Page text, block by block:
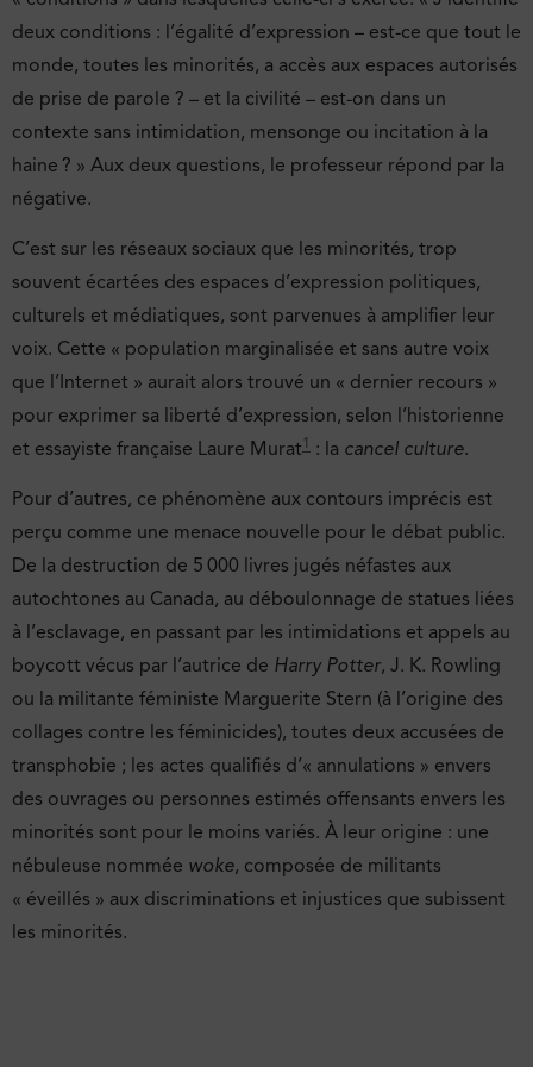
deux conditions : l’égalité d’expression – est-ce que tout le
monde, toutes les minorités, a accès aux espaces autorisés
de prise de parole ? – et la civilité – est-on dans un
contexte sans intimidation, mensonge ou incitation à la
haine ? » Aux deux questions, le professeur répond par la
négative.
C’est sur les réseaux sociaux que les minorités, trop
souvent écartées des espaces d’expression politiques,
culturels et médiatiques, sont parvenues à amplifier leur
voix. Cette « population marginalisée et sans autre voix
que l’Internet » aurait alors trouvé un « dernier recours »
pour exprimer sa liberté d’expression, selon l’historienne
et essayiste française Laure Murat 1 : la cancel culture.
Pour d’autres, ce phénomène aux contours imprécis est
perçu comme une menace nouvelle pour le débat public.
De la destruction de 5 000 livres jugés néfastes aux
autochtones au Canada, au déboulonnage de statues liées
à l’esclavage, en passant par les intimidations et appels au
boycott vécus par l’autrice de Harry Potter, J. K. Rowling
ou la militante féministe Marguerite Stern (à l’origine des
collages contre les féminicides), toutes deux accusées de
transphobie ; les actes qualifiés d’« annulations » envers
des ouvrages ou personnes estimés offensants envers les
minorités sont pour le moins variés. À leur origine : une
nébuleuse nommée woke, composée de militants
« éveillés » aux discriminations et injustices que subissent
les minorités.